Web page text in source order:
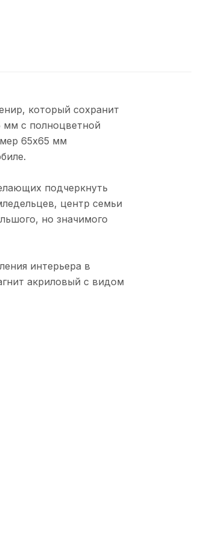
который сохранит
мм с полноцветной
65х65 мм
подчеркнуть
центр семьи
но значимого
интерьера в
акриловый с видом